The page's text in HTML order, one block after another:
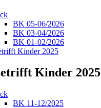
BK 05-06/2026
BK 03-04/2026
BK 01-02/2026
Kinder 2025
Kinder 2025
BK 11-12/2025